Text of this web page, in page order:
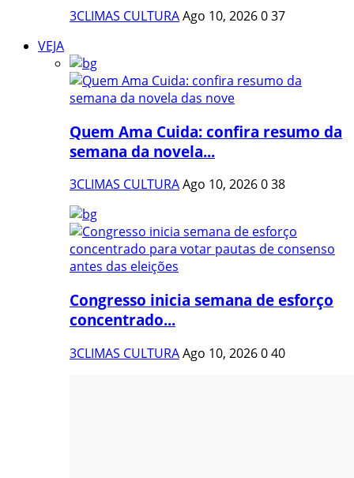
3CLIMAS CULTURAAgo 10, 2026037
VEJA
Quem Ama Cuida: confira resumo da
semana da novela...
3CLIMAS CULTURAAgo 10, 2026038
Congresso inicia semana de esforço
concentrado...
3CLIMAS CULTURAAgo 10, 2026040